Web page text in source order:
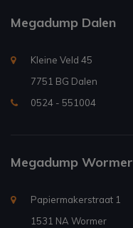
Megadump Dalen
Kleine Veld 45
7751 BG Dalen
0524 - 551004
Megadump Wormer
Papiermakerstraat 1
1531 NA Wormer